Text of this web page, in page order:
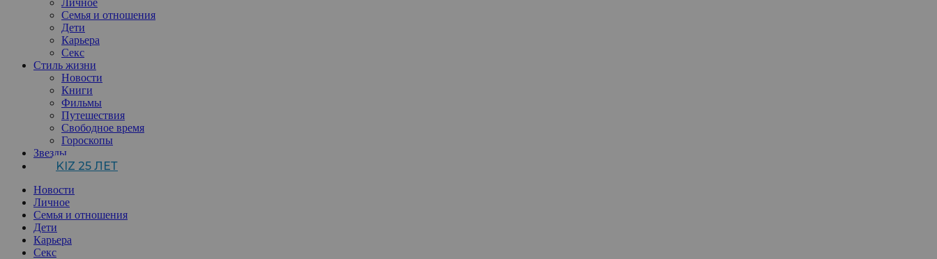
Личное
Семья и отношения
Дети
Карьера
Секс
Стиль жизни
Новости
Книги
Фильмы
Путешествия
Свободное время
Гороскопы
Звезды
KIZ 25 ЛЕТ
Новости
Личное
Семья и отношения
Дети
Карьера
Секс